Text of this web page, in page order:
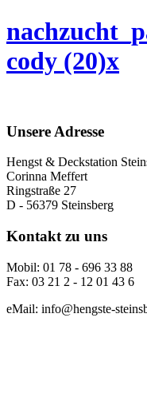
cody (20)x
Unsere Adresse
Hengst & Deckstation
Corinna Meffert
Ringstraße 27
D - 56379 Steinsberg
Kontakt zu uns
Mobil: 01 78 - 696 33 88
Fax: 03 21 2 - 12 01 43 6
eMail: info@hengste-